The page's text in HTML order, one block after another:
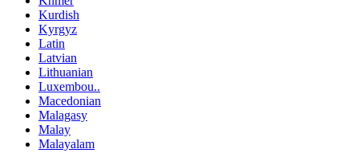
Kurdish
Kyrgyz
Latin
Latvian
Lithuanian
Luxembou..
Macedonian
Malagasy
Malay
Malayalam